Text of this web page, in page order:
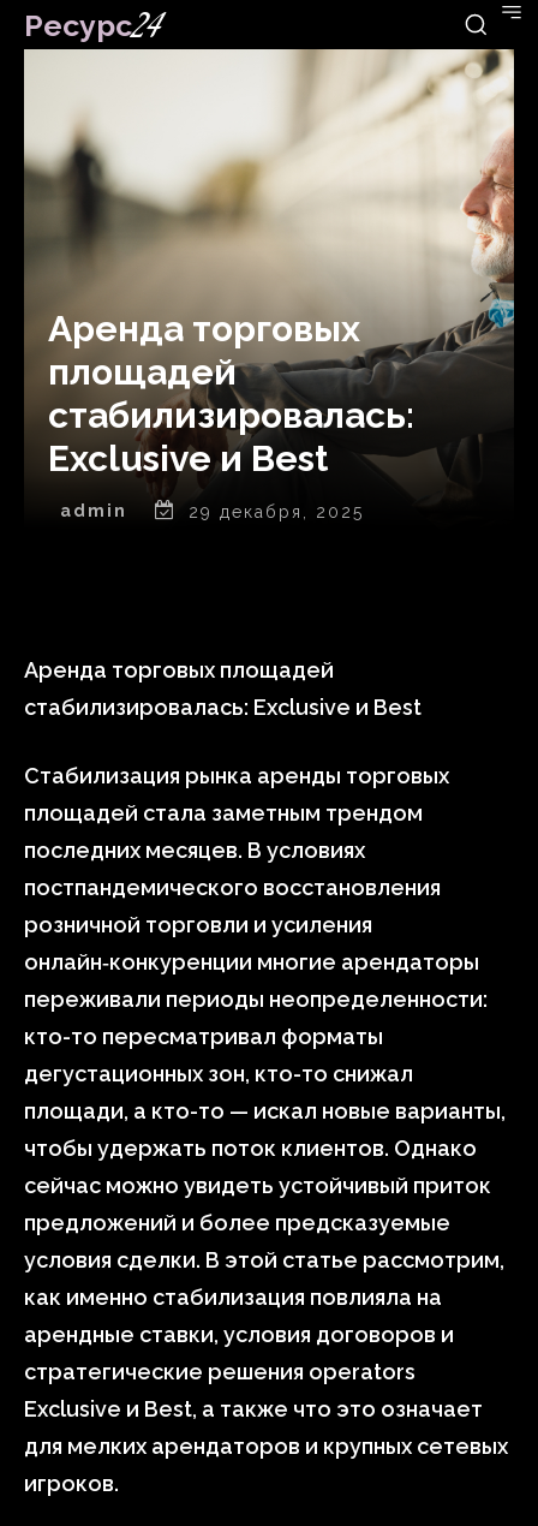
Ресурс24
Аренда торговых
площадей
стабилизировалась:
Exclusive и Best
admin 29 декабря, 2025
Аренда торговых площадей
стабилизировалась: Exclusive и Best
Стабилизация рынка аренды торговых
площадей стала заметным трендом
последних месяцев. В условиях
постпандемического восстановления
розничной торговли и усиления
онлайн‑конкуренции многие арендаторы
переживали периоды неопределенности:
кто-то пересматривал форматы
дегустационных зон, кто-то снижал
площади, а кто-то — искал новые варианты,
чтобы удержать поток клиентов. Однако
сейчас можно увидеть устойчивый приток
предложений и более предсказуемые
условия сделки. В этой статье рассмотрим,
как именно стабилизация повлияла на
арендные ставки, условия договоров и
стратегические решения operators
Exclusive и Best, а также что это означает
для мелких арендаторов и крупных сетевых
игроков.